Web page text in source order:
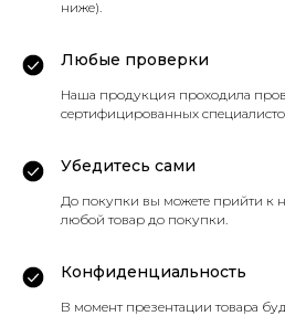
ниже).
Любые проверки
Наша продукция проходила
сертифицированных
Убедитесь сами
До покупки вы можете прийти к
любой товар до покупки.
Конфиденциальность
В момент презентации товара